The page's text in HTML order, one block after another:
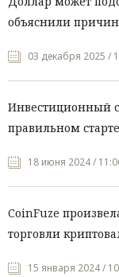
объяснили
03 декабря 2025 /
Инвестиционный
правильном
18 июня 2024 /
CoinFuze
торговли
15 января 2024 /